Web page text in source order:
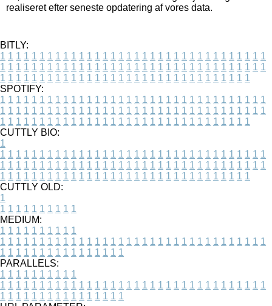
realiseret efter seneste opdatering af vores data.
BITLY:
1 1 1 1 1 1 1 1 1 1 1 1 1 1 1 1 1 1 1 1 1 1 1 1 1 1 1 1 1 1 1 1 1 1
1 1 1 1 1 1 1 1 1 1 1 1 1 1 1 1 1 1 1 1 1 1 1 1 1 1 1 1 1 1 1 1 1 1
1 1 1 1 1 1 1 1 1 1 1 1 1 1 1 1 1 1 1 1 1 1 1 1 1 1 1 1 1 1 1 1
SPOTIFY:
1 1 1 1 1 1 1 1 1 1 1 1 1 1 1 1 1 1 1 1 1 1 1 1 1 1 1 1 1 1 1 1 1 1
1 1 1 1 1 1 1 1 1 1 1 1 1 1 1 1 1 1 1 1 1 1 1 1 1 1 1 1 1 1 1 1 1 1
1 1 1 1 1 1 1 1 1 1 1 1 1 1 1 1 1 1 1 1 1 1 1 1 1 1 1 1 1 1 1 1
CUTTLY BIO:
1
1 1 1 1 1 1 1 1 1 1 1 1 1 1 1 1 1 1 1 1 1 1 1 1 1 1 1 1 1 1 1 1 1 1
1 1 1 1 1 1 1 1 1 1 1 1 1 1 1 1 1 1 1 1 1 1 1 1 1 1 1 1 1 1 1 1 1 1
1 1 1 1 1 1 1 1 1 1 1 1 1 1 1 1 1 1 1 1 1 1 1 1 1 1 1 1 1 1 1 1
CUTTLY OLD:
1
1 1 1 1 1 1 1 1 1 1
MEDIUM:
1 1 1 1 1 1 1 1 1 1
1 1 1 1 1 1 1 1 1 1 1 1 1 1 1 1 1 1 1 1 1 1 1 1 1 1 1 1 1 1 1 1 1 1
1 1 1 1 1 1 1 1 1 1 1 1 1 1 1 1
PARALLELS:
1 1 1 1 1 1 1 1 1 1
1 1 1 1 1 1 1 1 1 1 1 1 1 1 1 1 1 1 1 1 1 1 1 1 1 1 1 1 1 1 1 1 1 1
1 1 1 1 1 1 1 1 1 1 1 1 1 1 1 1